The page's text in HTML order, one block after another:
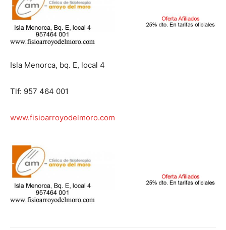
Isla Menorca, bq. E, local 4
Tlf: 957 464 001
www.fisioarroyodelmoro.com